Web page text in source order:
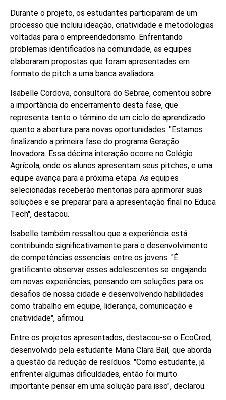
Durante o projeto, os estudantes participaram de um
processo que incluiu ideação, criatividade e metodologias
voltadas para o empreendedorismo. Enfrentando
problemas identificados na comunidade, as equipes
elaboraram propostas que foram apresentadas em
formato de pitch a uma banca avaliadora.
Isabelle Cordova, consultora do Sebrae, comentou sobre
a importância do encerramento desta fase, que
representa tanto o término de um ciclo de aprendizado
quanto a abertura para novas oportunidades. "Estamos
finalizando a primeira fase do programa Geração
Inovadora. Essa décima interação ocorre no Colégio
Agrícola, onde os alunos apresentam seus pitches, e uma
equipe avança para a próxima etapa. As equipes
selecionadas receberão mentorias para aprimorar suas
soluções e se preparar para a apresentação final no Educa
Tech", destacou.
Isabelle também ressaltou que a experiência está
contribuindo significativamente para o desenvolvimento
de competências essenciais entre os jovens. "É
gratificante observar esses adolescentes se engajando
em novas experiências, pensando em soluções para os
desafios de nossa cidade e desenvolvendo habilidades
como trabalho em equipe, liderança, comunicação e
criatividade", afirmou.
Entre os projetos apresentados, destacou-se o EcoCred,
desenvolvido pela estudante Maria Clara Bail, que aborda
a questão da redução de resíduos. "Como estudante, já
enfrentei algumas dificuldades, então foi muito
importante pensar em uma solução para isso", declarou.